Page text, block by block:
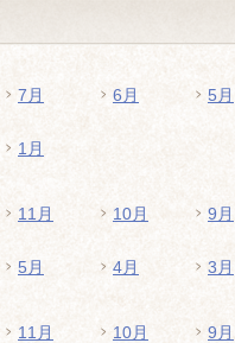
7月 6月 5月
1月
11月 10月 9月
5月 4月 3月
11月 10月 9月